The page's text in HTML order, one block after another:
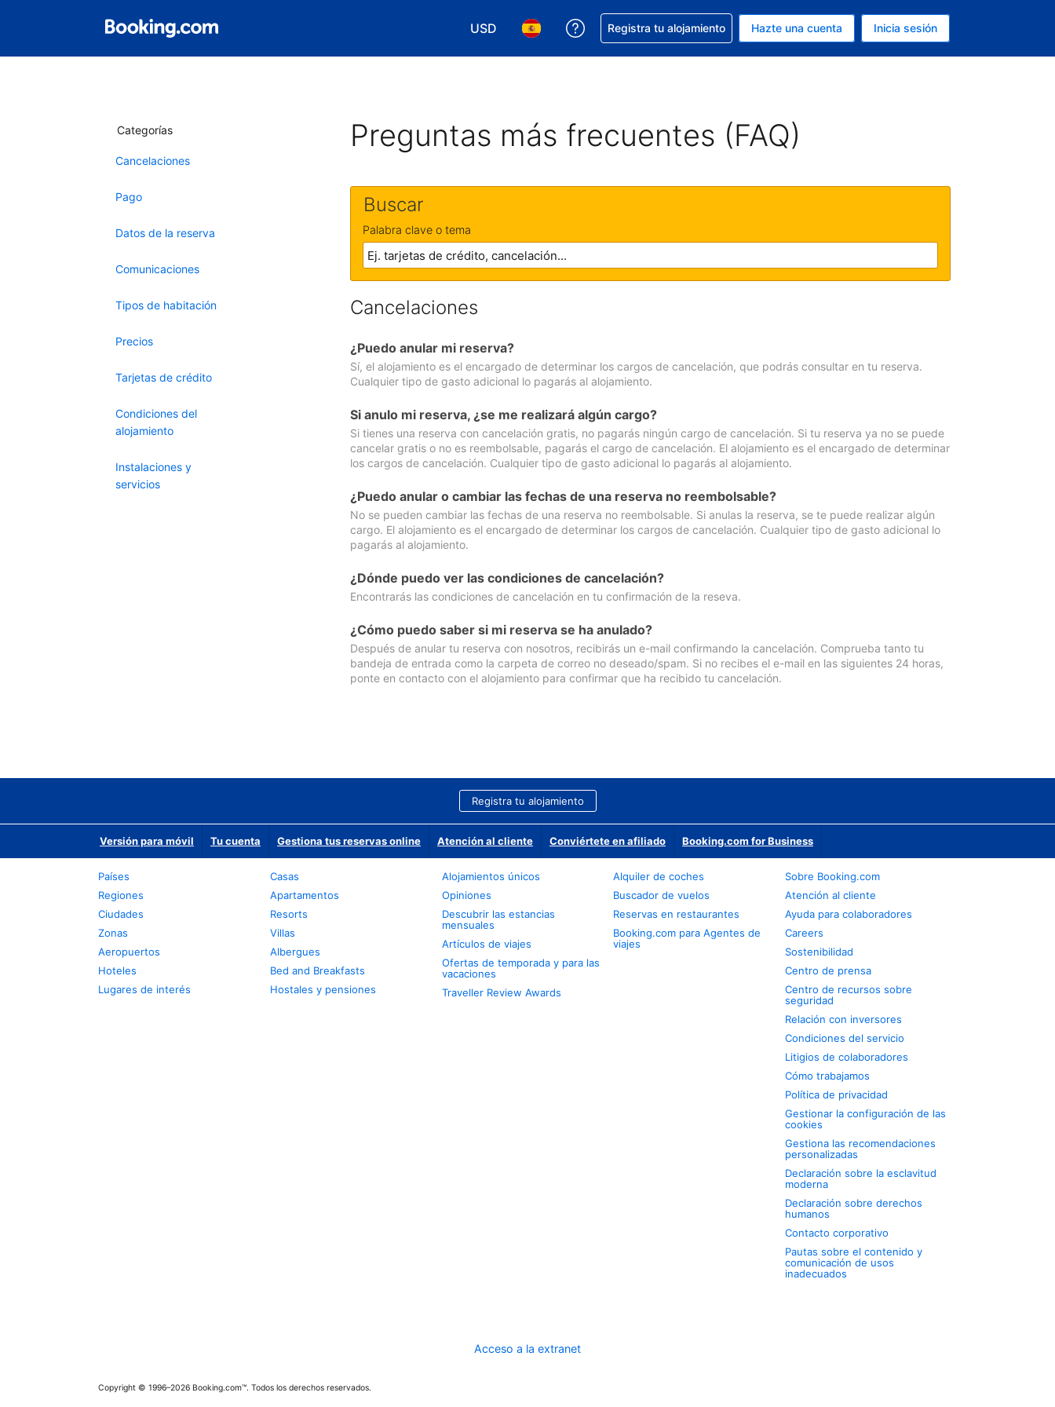
USD
Elegir tu moneda. Tu moneda actual es Dólar de EEUU
Elegir el idioma que prefieres. Tu idioma actual es Español
Obtener ayuda con la reserva
Registra tu alojamiento Hazte una cuenta Inicia sesión
Categorías
Cancelaciones
Pago
Datos de la reserva
Comunicaciones
Tipos de habitación
Precios
Tarjetas de crédito
Condiciones del
alojamiento
Instalaciones y
servicios
Preguntas más frecuentes (FAQ)
Buscar
Palabra clave o tema
Cancelaciones
¿Puedo anular mi reserva?
Sí, el alojamiento es el encargado de determinar los cargos de cancelación, que podrás consultar en tu reserva.
Cualquier tipo de gasto adicional lo pagarás al alojamiento.
Si anulo mi reserva, ¿se me realizará algún cargo?
Si tienes una reserva con cancelación gratis, no pagarás ningún cargo de cancelación. Si tu reserva ya no se puede
cancelar gratis o no es reembolsable, pagarás el cargo de cancelación. El alojamiento es el encargado de determinar
los cargos de cancelación. Cualquier tipo de gasto adicional lo pagarás al alojamiento.
¿Puedo anular o cambiar las fechas de una reserva no reembolsable?
No se pueden cambiar las fechas de una reserva no reembolsable. Si anulas la reserva, se te puede realizar algún
cargo. El alojamiento es el encargado de determinar los cargos de cancelación. Cualquier tipo de gasto adicional lo
pagarás al alojamiento.
¿Dónde puedo ver las condiciones de cancelación?
Encontrarás las condiciones de cancelación en tu confirmación de la reseva.
¿Cómo puedo saber si mi reserva se ha anulado?
Después de anular tu reserva con nosotros, recibirás un e-mail confirmando la cancelación. Comprueba tanto tu
bandeja de entrada como la carpeta de correo no deseado/spam. Si no recibes el e-mail en las siguientes 24 horas,
ponte en contacto con el alojamiento para confirmar que ha recibido tu cancelación.
Registra tu alojamiento
Versión para móvil Tu cuenta Gestiona tus reservas online Atención al cliente Conviértete en afiliado Booking.com for Business
Países
Regiones
Ciudades
Zonas
Aeropuertos
Hoteles
Lugares de interés
Casas
Apartamentos
Resorts
Villas
Albergues
Bed and Breakfasts
Hostales y pensiones
Alojamientos únicos
Opiniones
Descubrir las estancias
mensuales
Artículos de viajes
Ofertas de temporada y para las
vacaciones
Traveller Review Awards
Alquiler de coches
Buscador de vuelos
Reservas en restaurantes
Booking.com para Agentes de
viajes
Sobre Booking.com
Atención al cliente
Ayuda para colaboradores
Careers
Sostenibilidad
Centro de prensa
Centro de recursos sobre
seguridad
Relación con inversores
Condiciones del servicio
Litigios de colaboradores
Cómo trabajamos
Política de privacidad
Gestionar la configuración de las
cookies
Gestiona las recomendaciones
personalizadas
Declaración sobre la esclavitud
moderna
Declaración sobre derechos
humanos
Contacto corporativo
Pautas sobre el contenido y
comunicación de usos
inadecuados
Acceso a la extranet
Copyright © 1996–2026 Booking.com™. Todos los derechos reservados.